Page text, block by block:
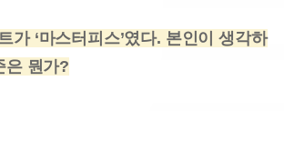
가 ‘마스터피스’였다. 본인이 생각하
은 뭔가?